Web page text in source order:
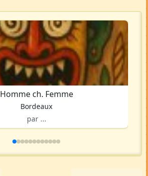
Homme ch. Femme
Bordeaux
par ...